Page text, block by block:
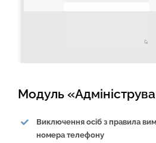
Модуль
Виключення осіб з правила
номера телефону